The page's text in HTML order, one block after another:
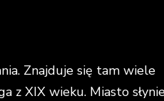
Znajduje się tam wiele
z XIX wieku. Miasto